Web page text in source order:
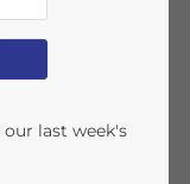
Time:
last week's